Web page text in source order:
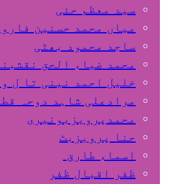
سید معظم حئی
میاں محمد حسنین
ساجد محمود بھٹی
محمد ضیاء الحق
خلیل احمد نینی تا ل
مرادعلی شاہد دوحہ
محمدپرویزبونیری
حنا پرویزبٹ
اسماء طارق
ظفر اقبال ظفر